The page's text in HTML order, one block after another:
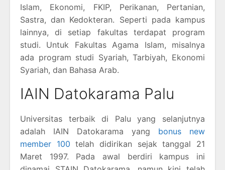
Islam, Ekonomi, FKIP, Perikanan, Pertanian,
Sastra, dan Kedokteran. Seperti pada kampus
lainnya, di setiap fakultas terdapat program
studi. Untuk Fakultas Agama Islam, misalnya
ada program studi Syariah, Tarbiyah, Ekonomi
Syariah, dan Bahasa Arab.
IAIN Datokarama Palu
Universitas terbaik di Palu yang selanjutnya
adalah IAIN Datokarama yang bonus new
member 100 telah didirikan sejak tanggal 21
Maret 1997. Pada awal berdiri kampus ini